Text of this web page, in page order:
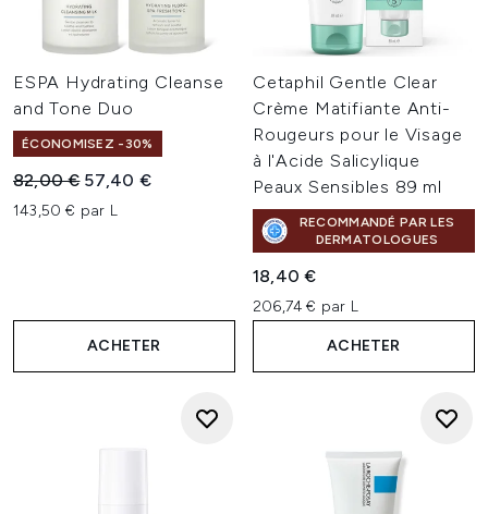
ESPA Hydrating Cleanse
and Tone Duo
ÉCONOMISEZ -30%
Prix de vente :
82,00 € Prix ​​actuel :
57,40 €
143,50 € par L
ACHETER
Cetaphil Gentle Clear
Crème Matifiante Anti-
Rougeurs pour le Visage
à l'Acide Salicylique
Peaux Sensibles 89 ml
RECOMMANDÉ PAR LES
DERMATOLOGUES
18,40 €
206,74 € par L
ACHETER